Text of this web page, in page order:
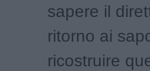
sapere il
ritorno ai
ricostruire